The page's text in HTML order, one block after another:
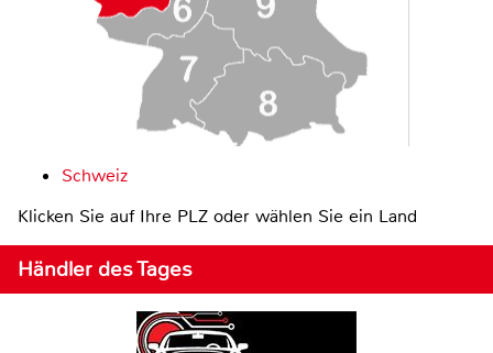
Schweiz
Klicken Sie auf Ihre PLZ oder wählen Sie ein Land
Händler des Tages